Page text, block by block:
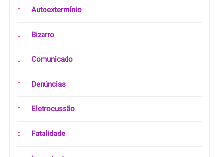
Autoextermínio
Bizarro
Comunicado
Denúncias
Eletrocussão
Fatalidade